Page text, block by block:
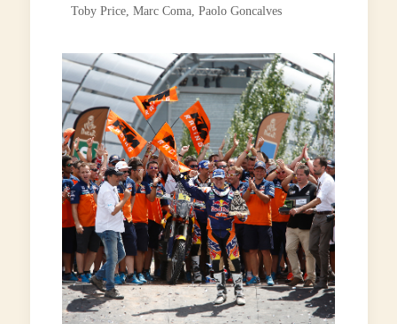
Toby Price, Marc Coma, Paolo Goncalves